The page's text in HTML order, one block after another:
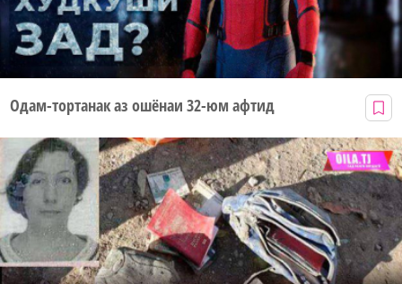
Одам-тортанак аз ошёнаи 32-юм афтид